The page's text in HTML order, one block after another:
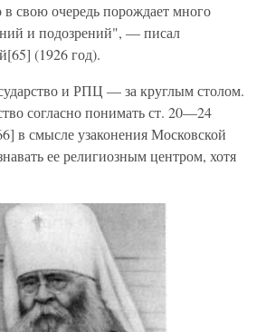
свою очередь порождает много
и подозрений", — писал
(1926 год).
и РПЦ — за круглым столом.
согласно понимать ст. 20—24
в смысле узаконения Московской
ее религиозным центром, хотя